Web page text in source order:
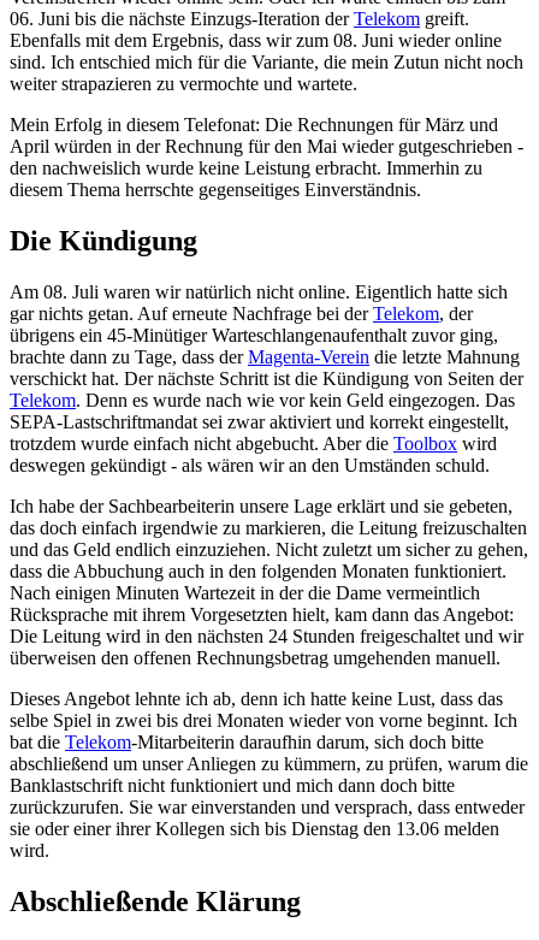
06. Juni bis die nächste Einzugs-Iteration derTelekom greift.
Ebenfalls mit dem Ergebnis, dass wir zum 08. Juni wieder online
sind. Ich entschied mich für die Variante, die mein Zutun nicht noch
weiter strapazieren zu vermochte und wartete.
Mein Erfolg in diesem Telefonat: Die Rechnungen für März und
April würden in der Rechnung für den Mai wieder gutgeschrieben -
den nachweislich wurde keine Leistung erbracht. Immerhin zu
diesem Thema herrschte gegenseitiges Einverständnis.
Die Kündigung
Am 08. Juli waren wir natürlich nicht online. Eigentlich hatte sich
gar nichts getan. Auf erneute Nachfrage bei derTelekom, der
übrigens ein 45-Minütiger Warteschlangenaufenthalt zuvor ging,
brachte dann zu Tage, dass derMagenta-Verein die letzte Mahnung
verschickt hat. Der nächste Schritt ist die Kündigung von Seiten der
Telekom. Denn es wurde nach wie vor kein Geld eingezogen. Das
SEPA-Lastschriftmandat sei zwar aktiviert und korrekt eingestellt,
trotzdem wurde einfach nicht abgebucht. Aber die Toolbox wird
deswegen gekündigt - als wären wir an den Umständen schuld.
Ich habe der Sachbearbeiterin unsere Lage erklärt und sie gebeten,
das doch einfach irgendwie zu markieren, die Leitung freizuschalten
und das Geld endlich einzuziehen. Nicht zuletzt um sicher zu gehen,
dass die Abbuchung auch in den folgenden Monaten funktioniert.
Nach einigen Minuten Wartezeit in der die Dame vermeintlich
Rücksprache mit ihrem Vorgesetzten hielt, kam dann das Angebot:
Die Leitung wird in den nächsten 24 Stunden freigeschaltet und wir
überweisen den offenen Rechnungsbetrag umgehenden manuell.
Dieses Angebot lehnte ich ab, denn ich hatte keine Lust, dass das
selbe Spiel in zwei bis drei Monaten wieder von vorne beginnt. Ich
bat die Telekom-Mitarbeiterin daraufhin darum, sich doch bitte
abschließend um unser Anliegen zu kümmern, zu prüfen, warum die
Banklastschrift nicht funktioniert und mich dann doch bitte
zurückzurufen. Sie war einverstanden und versprach, dass entweder
sie oder einer ihrer Kollegen sich bis Dienstag den 13.06 melden
wird.
Abschließende Klärung